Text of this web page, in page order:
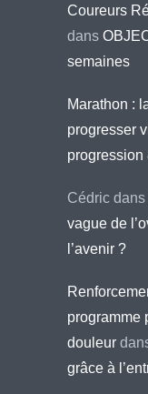
Coureurs
dans
semaines
Marathon :
progresser
progression
Cédric dans
vague de
l’avenir ?
programme
douleur
grâce à